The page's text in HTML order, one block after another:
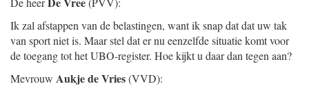
Ik zal afstappen van de belastingen, want ik snap dat dat uw tak
van sport niet is. Maar stel dat er nu eenzelfde situatie komt voor
de toegang tot het UBO-register. Hoe kijkt u daar dan tegen aan?
Mevrouw Aukje de Vries(VVD):